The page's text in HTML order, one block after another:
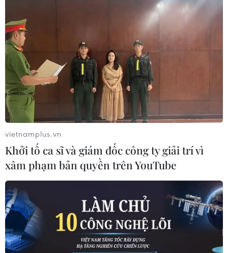
TIN CÙNG CHUYÊN MỤC
Hàn Quốc tăng cường giải pháp
ngăn chặn đánh bạc trực tuyến trong
vietnamplus.vn
Khởi tố ca sĩ và giám đốc công ty giải trí vì
xâm phạm bản quyền trên YouTube